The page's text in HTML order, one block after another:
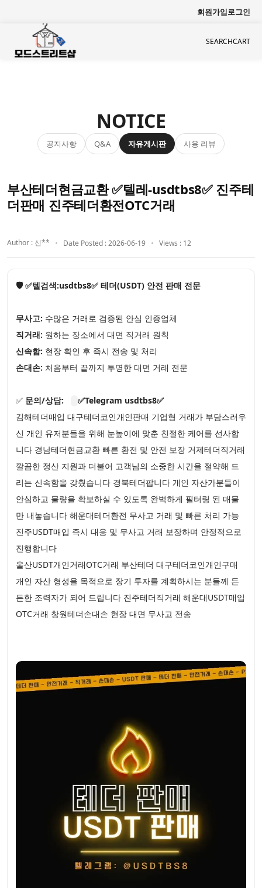
회원가입로그인
SEARCHCART
NOTICE
공지사항 Q&A 자유게시판 사용 리뷰
부산테더현금교환 ✅텔레-usdtbs8✅ 진주테
더판매 진주테더환전OTC거래
Author : 신** Date Posted : 2026-06-19 Views : 12
🛡️ ✅텔검색:usdtbs8✅ 테더(USDT) 안전 판매 전문
무사고: 수많은 거래로 검증된 안심 인증업체
직거래: 원하는 장소에서 대면 직거래 원칙
신속함: 현장 확인 후 즉시 전송 및 처리
손대손: 처음부터 끝까지 투명한 대면 거래 전문
✅ 문의/상담:
✅Telegram usdtbs8✅
김해테더매입 대구테더코인개인판매 기업형 거래가 부담스러우
신 개인 유저분들을 위해 눈높이에 맞춘 친절한 케어를 선사합
니다 경남테더현금교환 빠른 환전 및 안전 보장 거제테더직거래
깔끔한 정산 지원과 더불어 고객님의 소중한 시간을 절약해 드
리는 신속함을 갖췄습니다 경북테더팝니다 개인 자산가분들이
안심하고 물량을 확보하실 수 있도록 완벽하게 필터링 된 매물
만 내놓습니다 해운대테더환전 무사고 거래 및 빠른 처리 가능
진주USDT매입 즉시 대응 및 무사고 거래 보장하며 안정적으로
진행합니다
울산USDT개인거래OTC거래 부산테더 대구테더코인개인구매
개인 자산 형성을 목적으로 장기 투자를 계획하시는 분들께 든
든한 조력자가 되어 드립니다 진주테더직거래 해운대USDT매입
OTC거래 창원테더손대손 현장 대면 무사고 전송